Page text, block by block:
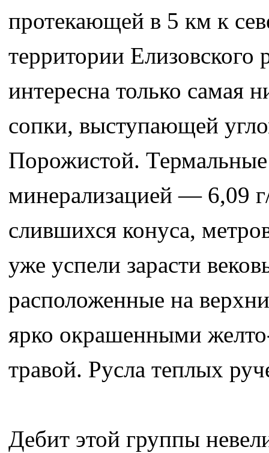
протекающей в 5 км к
территории
интересна только самая
сопки, выступающей
Порожистой.
минерализацией — 6,09
слившихся конуса,
уже успели зарасти
расположенные на
ярко окрашенными
травой. Русла теплых
Дебит этой группы